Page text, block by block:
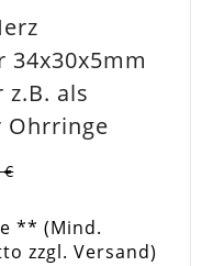
34x30x5mm
z.B. als
Ohrringe
€
** (Mind.
zzgl. Versand)